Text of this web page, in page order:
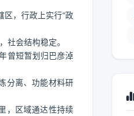
区，行政上实行“政
社会结构稳定。
曾短暂划归巴彦淖
分离、功能材料研
，区域通达性持续